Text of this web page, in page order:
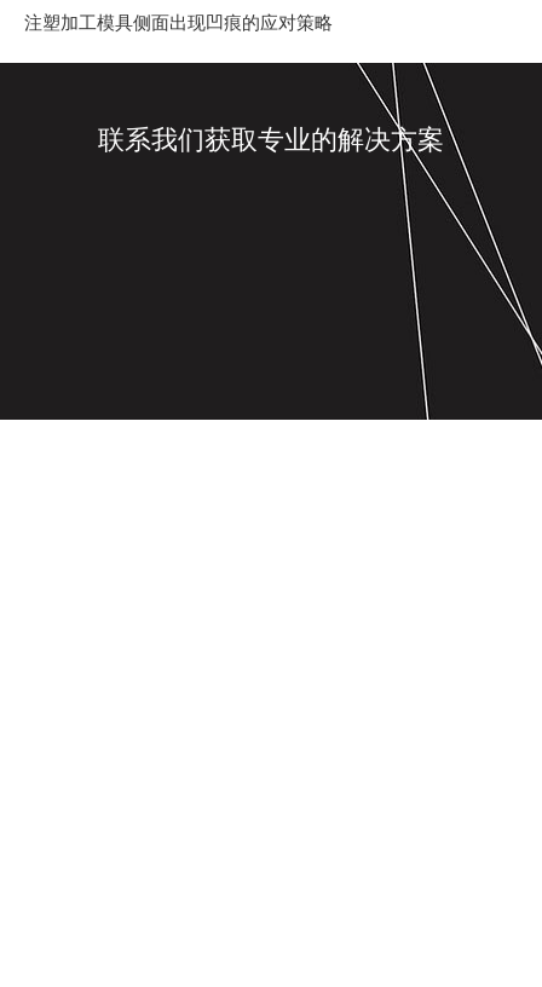
注塑加工模具侧面出现凹痕的应对策略
联系我们获取专业的解决方案